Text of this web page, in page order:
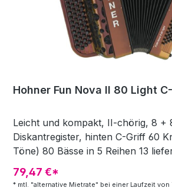
Hohner
Leicht und kompakt, II-chörig, 8 +
Diskantregister, hinten C-Griff 60
Töne) 80 Bässe in 5 Reihen 13
Farbvarianten Inkl. Koffer und
Lieferzeit auf Anfrage Farbe: rot -
79,47 €*
* mtl. "alternative Mietrate" bei einer Laufzeit von